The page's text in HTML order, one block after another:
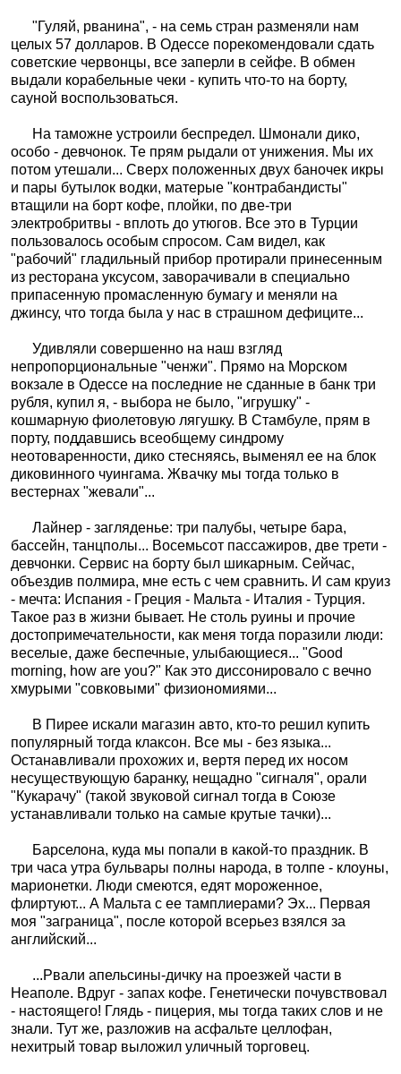
"Гуляй, рванина", - на семь стран разменяли нам
целых 57 долларов. В Одессе порекомендовали сдать
советские червонцы, все заперли в сейфе. В обмен
выдали корабельные чеки - купить что-то на борту,
сауной воспользоваться.
На таможне устроили беспредел. Шмонали дико,
особо - девчонок. Те прям рыдали от унижения. Мы их
потом утешали... Сверх положенных двух баночек икры
и пары бутылок водки, матерые "контрабандисты"
втащили на борт кофе, плойки, по две-три
электробритвы - вплоть до утюгов. Все это в Турции
пользовалось особым спросом. Сам видел, как
"рабочий" гладильный прибор протирали принесенным
из ресторана уксусом, заворачивали в специально
припасенную промасленную бумагу и меняли на
джинсу, что тогда была у нас в страшном дефиците...
Удивляли совершенно на наш взгляд
непропорциональные "ченжи". Прямо на Морском
вокзале в Одессе на последние не сданные в банк три
рубля, купил я, - выбора не было, "игрушку" -
кошмарную фиолетовую лягушку. В Стамбуле, прям в
порту, поддавшись всеобщему синдрому
неотоваренности, дико стесняясь, выменял ее на блок
диковинного чуингама. Жвачку мы тогда только в
вестернах "жевали"...
Лайнер - загляденье: три палубы, четыре бара,
бассейн, танцполы... Восемьсот пассажиров, две трети -
девчонки. Сервис на борту был шикарным. Сейчас,
объездив полмира, мне есть с чем сравнить. И сам круиз
- мечта: Испания - Греция - Мальта - Италия - Турция.
Такое раз в жизни бывает. Не столь руины и прочие
достопримечательности, как меня тогда поразили люди:
веселые, даже беспечные, улыбающиеся... "Good
morning, how are you?" Как это диссонировало с вечно
хмурыми "совковыми" физиономиями...
В Пирее искали магазин авто, кто-то решил купить
популярный тогда клаксон. Все мы - без языка...
Останавливали прохожих и, вертя перед их носом
несуществующую баранку, нещадно "сигналя", орали
"Кукарачу" (такой звуковой сигнал тогда в Союзе
устанавливали только на самые крутые тачки)...
Барселона, куда мы попали в какой-то праздник. В
три часа утра бульвары полны народа, в толпе - клоуны,
марионетки. Люди смеются, едят мороженное,
флиртуют... А Мальта с ее тамплиерами? Эх... Первая
моя "заграница", после которой всерьез взялся за
английский...
...Рвали апельсины-дичку на проезжей части в
Неаполе. Вдруг - запах кофе. Генетически почувствовал
- настоящего! Глядь - пицерия, мы тогда таких слов и не
знали. Тут же, разложив на асфальте целлофан,
нехитрый товар выложил уличный торговец.